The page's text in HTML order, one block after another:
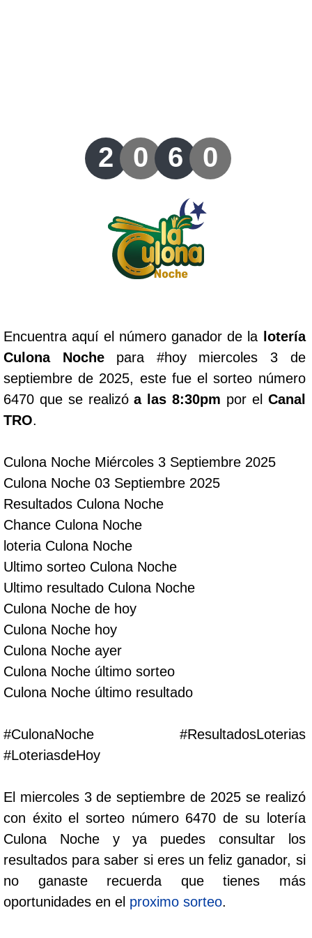
Lotería de Bogotá
Lotería de Risaralda
Lotería de Medellín
Lotería del Cauca
Lotería de Boyaca
Antioqueñita Día
Antioqueñita Tarde
Astro Sol
Astro Luna
Cafeterito Tarde
Cafeterito Noche
Caribeña Noche
Chontico Día
Chontico Noche
Culona día
2 0 6 0
Encuentra aquí el número ganador de la
lotería
Culona Nochepara #hoy miercoles 3 de
septiembre de 2025, este fue el sorteo número
6470 que se realizóa las 8:30pm por el Canal
TRO.
Culona Noche Miércoles 3 Septiembre 2025
Culona Noche 03 Septiembre 2025
Resultados Culona Noche
Chance Culona Noche
loteria Culona Noche
Ultimo sorteo Culona Noche
Ultimo resultado Culona Noche
Culona Noche de hoy
Culona Noche hoy
Culona Noche ayer
Culona Noche último sorteo
Culona Noche último resultado
#CulonaNoche #ResultadosLoterias
#LoteriasdeHoy
El miercoles 3 de septiembre de 2025 se realizó
con éxito el sorteo número 6470 de su lotería
Culona Noche y ya puedes consultar los
resultados para saber si eres un feliz ganador, si
no ganaste recuerda que tienes más
oportunidades en el proximo sorteo.